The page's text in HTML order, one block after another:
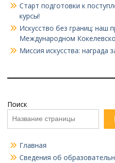
Старт подготовки к
курсы!
Искусство без границ: наш
Международном
Миссия искусства: награда
Поиск
Главная
Сведения об